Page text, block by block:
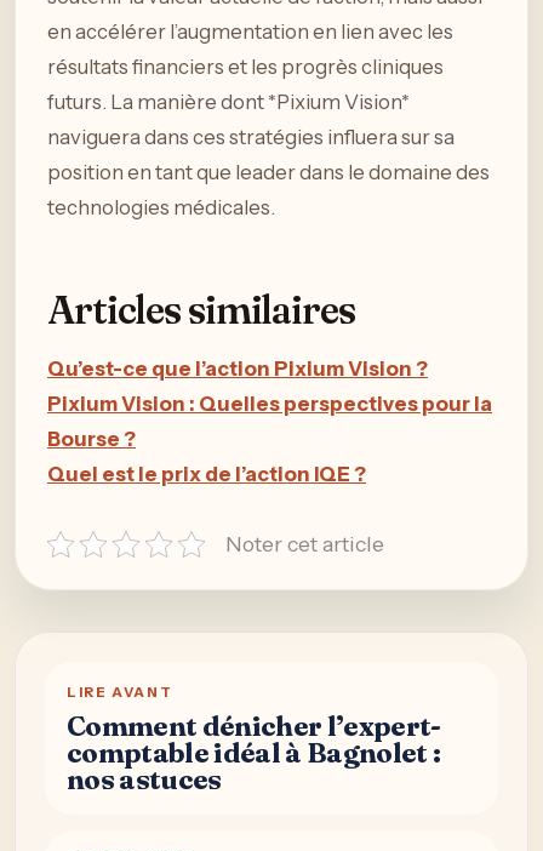
en accélérer l’augmentation en lien avec les
résultats financiers et les progrès cliniques
futurs. La manière dont *Pixium Vision*
naviguera dans ces stratégies influera sur sa
position en tant que leader dans le domaine des
technologies médicales.
Articles similaires
Qu’est-ce que l’action Pixium Vision ?
Pixium Vision : Quelles perspectives pour la
Bourse ?
Quel est le prix de l’action IQE ?
Noter cet article
LIRE AVANT
Comment dénicher l’expert-
comptable idéal à Bagnolet :
nos astuces